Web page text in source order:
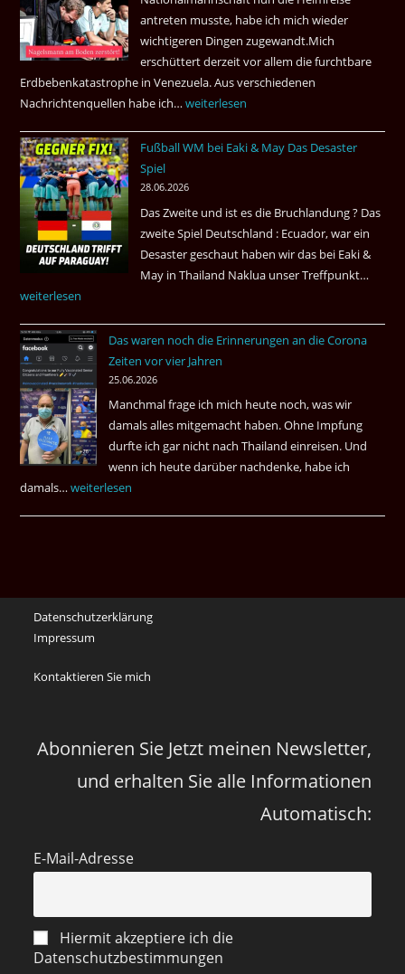
Airways
nonstop
nach
Amsterdam.
antreten musste, habe ich mich wieder
wichtigeren Dingen zugewandt.Mich
erschüttert derzeit vor allem die furchtbare
Erdbebenkatastrophe in Venezuela. Aus verschiedenen
Nachrichtenquellen habe ich…Erdbeben
Venezuela
weiterlesen
Fußball WM bei Eaki & May Das Desaster
Spiel
28.06.2026
Das Zweite und ist es die Bruchlandung ? Das
zweite Spiel Deutschland : Ecuador, war ein
Desaster geschaut haben wir das bei Eaki &
May in Thailand Naklua unser Treffpunkt…
bei
weiterlesen
Das waren noch die Erinnerungen an die Corona
Zeiten vor vier Jahren
25.06.2026
Manchmal frage ich mich heute noch, was wir
damals alles mitgemacht haben. Ohne Impfung
durfte ich gar nicht nach Thailand einreisen. Und
wenn ich heute darüber nachdenke, habe ich
damals…Das
an
die
Corona
Zeiten
weiterlesen
Datenschutzerklärung
Impressum
Kontaktieren Sie mich
Abonnieren Sie Jetzt meinen Newsletter,
und erhalten Sie alle Informationen
Automatisch:
E-Mail-Adresse
Hiermit akzeptiere ich die
Datenschutzbestimmungen